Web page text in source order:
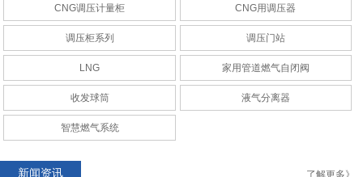
CNG调压计量柜
CNG调压计量柜 CNG用调压器
调压柜系列 调压门站
LNG 家用管道燃气自闭阀
收发球筒 液气分离器
智慧燃气系统
新闻资讯 了解更多》